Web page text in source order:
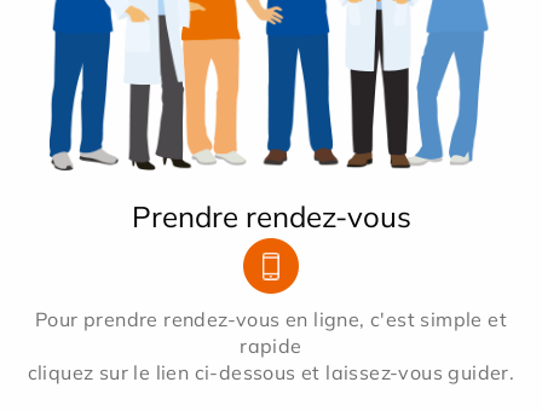
Prendre rendez-vous
Pour prendre rendez-vous en ligne, c'est simple et
rapide
cliquez sur le lien ci-dessous et laissez-vous guider.